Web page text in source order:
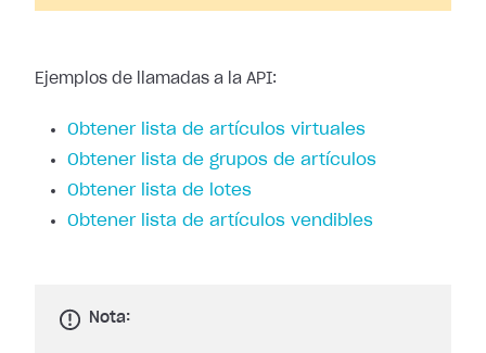
Ejemplos de llamadas a la API:
Obtener lista de artículos virtuales
Obtener lista de grupos de artículos
Obtener lista de lotes
Obtener lista de artículos vendibles
Nota: